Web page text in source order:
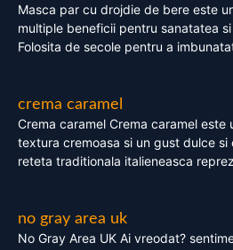
Masca par cu drojdie de bere este
multiple beneficii pentru sanatatea
Folosita de secole pentru a
crema caramel
Crema caramel Crema caramel este
textura cremoasa si un gust dulce si
reteta traditionala italieneasca
no gray area uk
No Gray Area UK Ai vreodat?